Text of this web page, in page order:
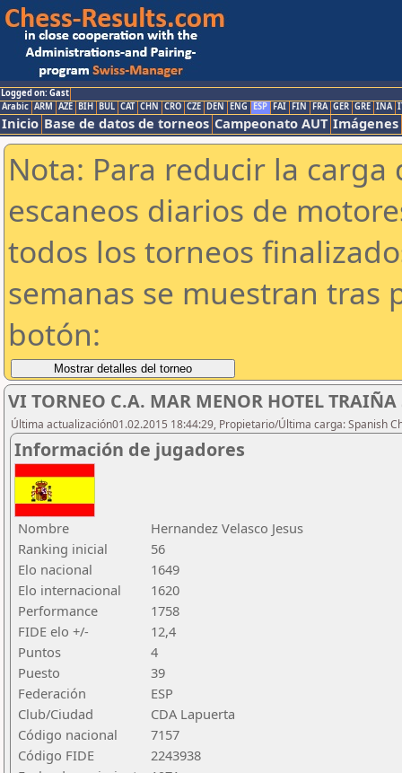
Logged on: Gast
Arabic ARM AZE BIH BUL CAT CHN CRO CZE DEN ENG ESP FAI FIN FRA GER GRE INA
Inicio Base de datos de torneos Campeonato AUT Imágenes
Nota: Para reducir la
escaneos diarios de
todos los torneos
semanas se muestran tras
botón:
VI TORNEO C.A. MAR MENOR HOTEL
Última actualización01.02.2015 18:44:29, Propietario/Última carga: Spanish
Información de jugadores
Nombre
Hernandez Velasco Jesus
Ranking inicial
56
Elo nacional
1649
Elo internacional
1620
Performance
1758
FIDE elo +/-
12,4
Puntos
4
Puesto
39
Federación
ESP
Club/Ciudad
CDA Lapuerta
Código nacional
7157
Código FIDE
2243938